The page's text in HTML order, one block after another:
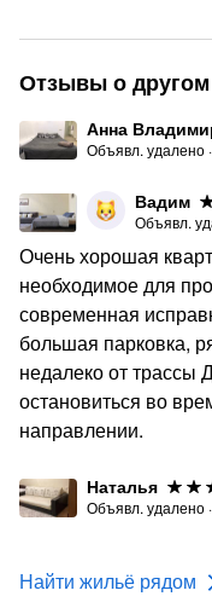
Отзывы о
Анна
Объявл. удалено ·
Вадим
Объявл.
Очень хорошая
необходимое для
современная
большая парковка,
недалеко от трассы
остановиться во
направлении.
Наталья
Объявл. удалено ·
Найти жильё рядом